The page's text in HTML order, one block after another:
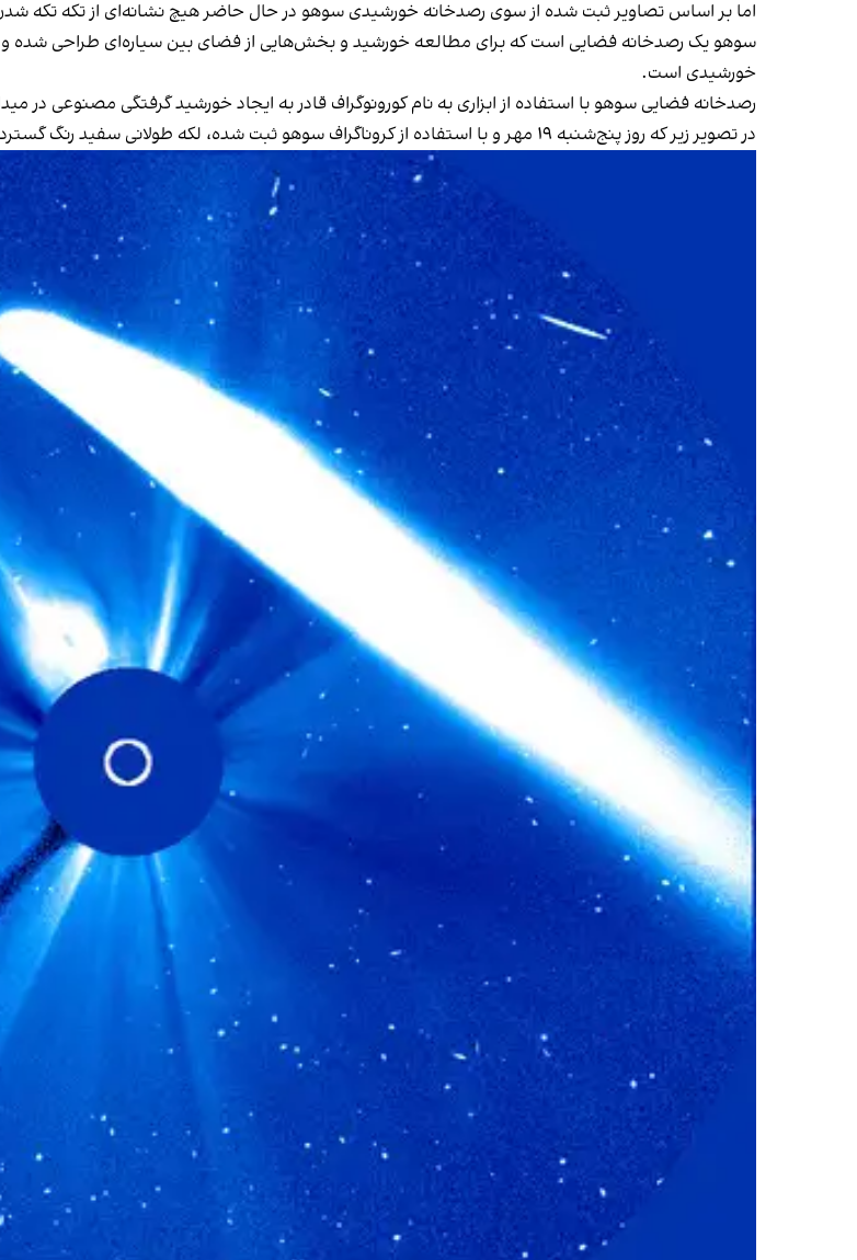
اما بر اساس تصاویر ثبت شده از سوی رصدخانه خورشیدی سوهو در حال حاضر هیچ نشانه‌ای از تکه تکه
سوهو یک رصدخانه فضایی است که برای مطالعه خورشید و بخش‌هایی از فضای بین سیاره‌ای طراحی شده و
خورشیدی است.
رصدخانه فضایی سوهو با استفاده از ابزاری به نام کورونوگراف قادر به ایجاد خورشید گرفتگی مصنوعی در
در تصویر زیر که روز پنج‌شنبه ۱۹ مهر و با استفاده از کروناگراف سوهو ثبت شده، لکه طولانی سفید رنگ گسترده‌ای دیده می‌شود که همان دنباله‌دار سوچینشان-اطلس است.